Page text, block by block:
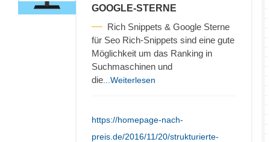
GOOGLE-STERNE
Rich Snippets & Google Sterne
für Seo Rich-Snippets sind eine gute
Möglichkeit um das Ranking in
Suchmaschinen und
die ...Weiterlesen
https://homepage-nach-
preis.de/2016/11/20/strukturierte-